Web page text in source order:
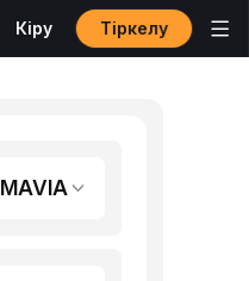
Кіру Тіркелу
MAVIA